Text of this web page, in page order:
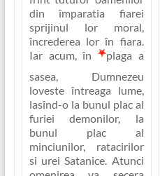
din împaratia fiarei
sprijinul lor moral,
încrederea lor în fiara.
Iar acum, în
plaga a
sasea, Dumnezeu
loveste întreaga lume,
lasînd-o la bunul plac al
furiei demonilor, la
bunul plac al
minciunilor, ratacirilor
si urei Satanice. Atunci